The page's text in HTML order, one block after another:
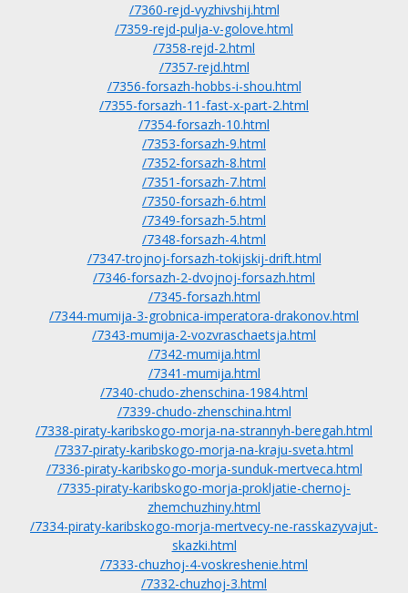
/7360-rejd-vyzhivshij.html
/7359-rejd-pulja-v-golove.html
/7358-rejd-2.html
/7357-rejd.html
/7356-forsazh-hobbs-i-shou.html
/7355-forsazh-11-fast-x-part-2.html
/7354-forsazh-10.html
/7353-forsazh-9.html
/7352-forsazh-8.html
/7351-forsazh-7.html
/7350-forsazh-6.html
/7349-forsazh-5.html
/7348-forsazh-4.html
/7347-trojnoj-forsazh-tokijskij-drift.html
/7346-forsazh-2-dvojnoj-forsazh.html
/7345-forsazh.html
/7344-mumija-3-grobnica-imperatora-drakonov.html
/7343-mumija-2-vozvraschaetsja.html
/7342-mumija.html
/7341-mumija.html
/7340-chudo-zhenschina-1984.html
/7339-chudo-zhenschina.html
/7338-piraty-karibskogo-morja-na-strannyh-beregah.html
/7337-piraty-karibskogo-morja-na-kraju-sveta.html
/7336-piraty-karibskogo-morja-sunduk-mertveca.html
/7335-piraty-karibskogo-morja-prokljatie-chernoj-
zhemchuzhiny.html
/7334-piraty-karibskogo-morja-mertvecy-ne-rasskazyvajut-
skazki.html
/7333-chuzhoj-4-voskreshenie.html
/7332-chuzhoj-3.html